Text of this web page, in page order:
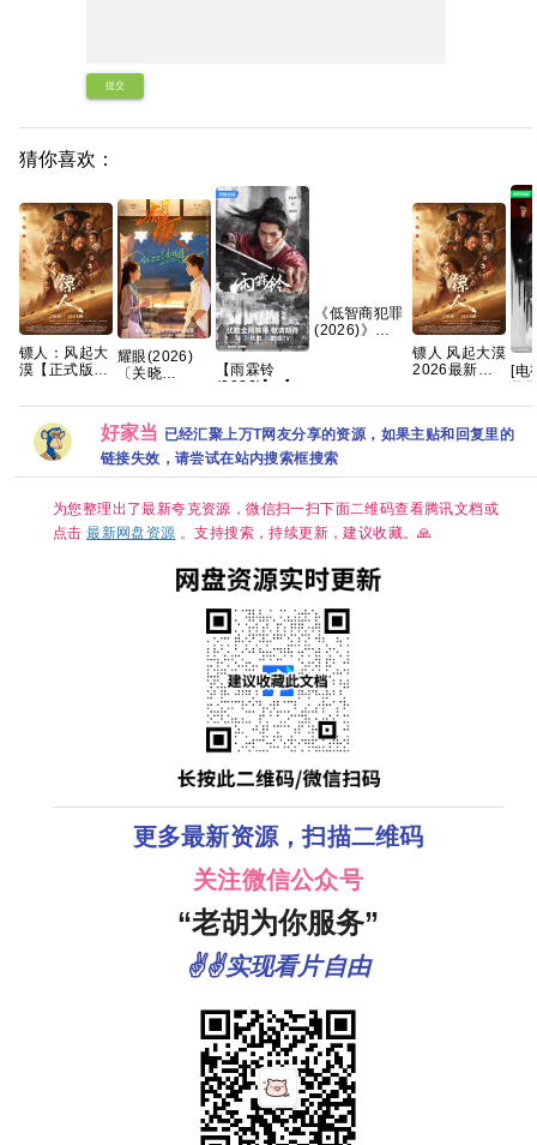
提交
猜你喜欢：
镖人：风起大
漠【正式版】
京、谢霆锋｜
武侠/动作】
【蓝光原盘
REMUX｜国
粤双语】夸克
耀眼(2026)
〔关晓
超清画质|简中
字幕/夸克/百
度网盘资源
【单集0.8～
3GB】
【雨霖铃
(2026)】【37
集持续更新】
码】【国语中
字】【单
集/1G】【大
侠 / 古装】
【主演: 杨洋 /
章若楠 / 方逸
《低智商犯罪
(2026)》
镖人 风起大漠
2026最新港
杜比7.1多音
幕
[电
将
4K
好家当 已经汇聚上万T网友分享的资源，如果主贴和回复里的
链接失效，请尝试在站内搜索框搜索
为您整理出了最新夸克资源，微信扫一扫下面二维码查看腾讯文档或
点击最新网盘资源 。支持搜索，持续更新，建议收藏。🙏
更多最新资源，扫描二维码
关注微信公众号
“老胡为你服务”
✌✌实现看片自由